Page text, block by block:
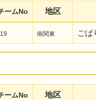
ームNo 地区
南関東 ごば
ームNo 地区